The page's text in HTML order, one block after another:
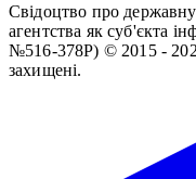
Свідоцтво про
агентства як суб'єкта
№516-378Р) © 2015 -
захищені.